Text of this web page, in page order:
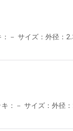
－ サイズ：外径
：－ サイズ：外径